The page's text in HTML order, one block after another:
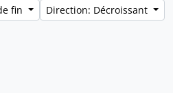
fin Direction: Décroissant